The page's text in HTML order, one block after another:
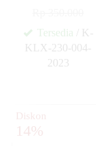
Tersedia / K-
KLX-230-004-
2023
Diskon
14%